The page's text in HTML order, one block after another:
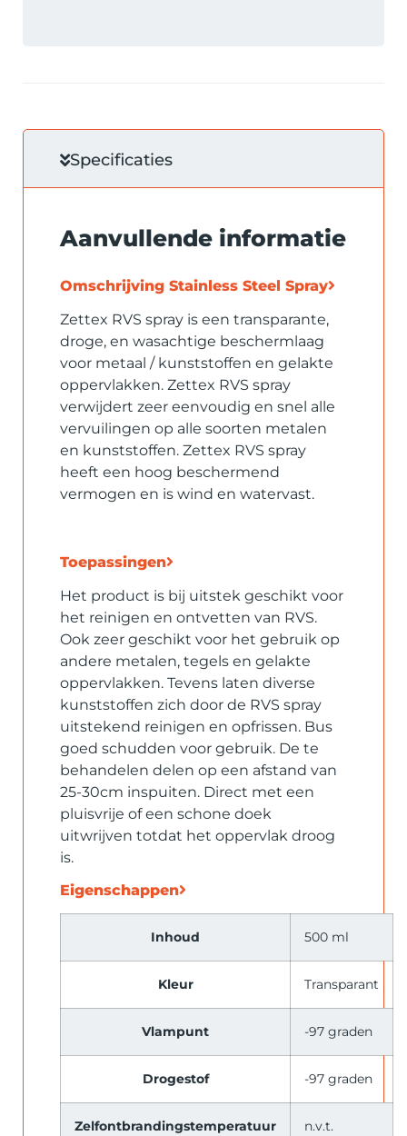
Specificaties
Aanvullende informatie
Omschrijving Stainless Steel Spray
Zettex RVS spray is een transparante,
droge, en wasachtige beschermlaag
voor metaal / kunststoffen en gelakte
oppervlakken. Zettex RVS spray
verwijdert zeer eenvoudig en snel alle
vervuilingen op alle soorten metalen
en kunststoffen. Zettex RVS spray
heeft een hoog beschermend
vermogen en is wind en watervast.
Toepassingen
Het product is bij uitstek geschikt voor
het reinigen en ontvetten van RVS.
Ook zeer geschikt voor het gebruik op
andere metalen, tegels en gelakte
oppervlakken. Tevens laten diverse
kunststoffen zich door de RVS spray
uitstekend reinigen en opfrissen. Bus
goed schudden voor gebruik. De te
behandelen delen op een afstand van
25-30cm inspuiten. Direct met een
pluisvrije of een schone doek
uitwrijven totdat het oppervlak droog
is.
Eigenschappen
Inhoud 500 ml
Kleur Transparant
Vlampunt -97 graden
Drogestof -97 graden
Zelfontbrandingstemperatuur
n.v.t.